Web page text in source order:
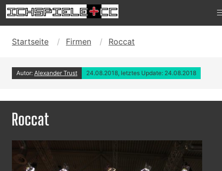
Startseite Firmen Roccat
Autor: Alexander Trust 24.08.2018, letztes Update: 24.08.2018
Roccat